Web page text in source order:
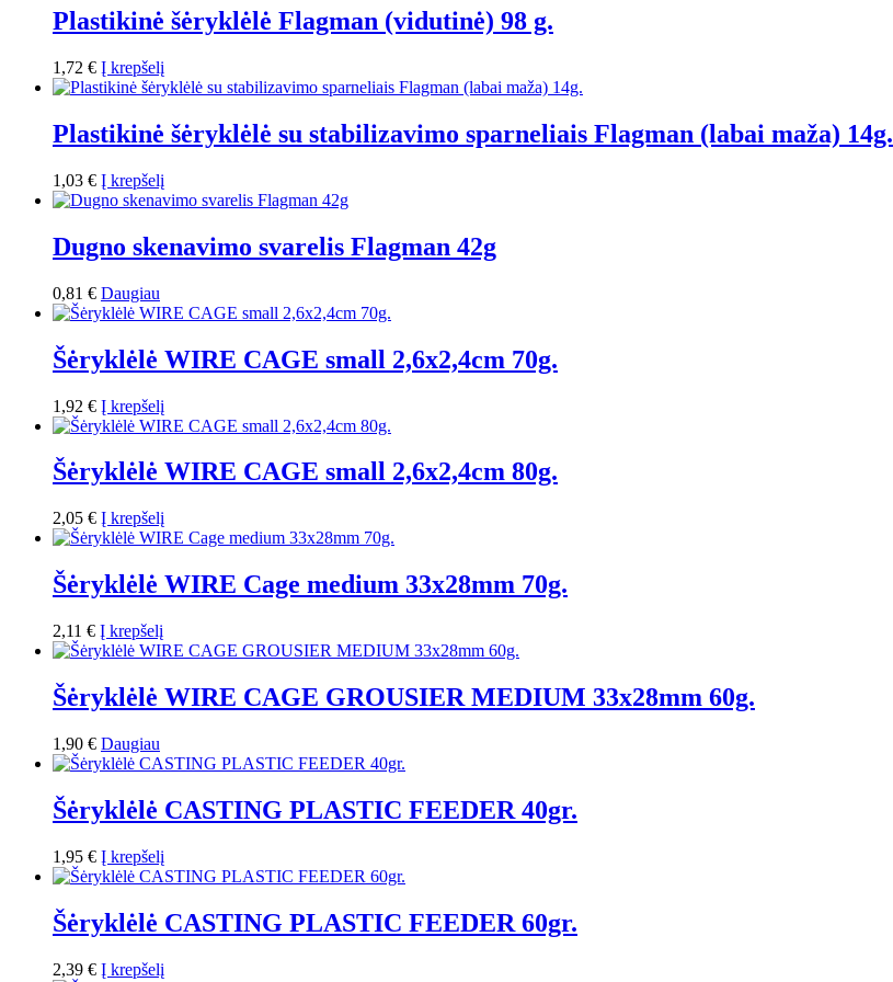
Plastikinė šėryklėlė Flagman (vidutinė) 98 g.
1,72 € Į krepšelį
Plastikinė šėryklėlė su stabilizavimo sparneliais Flagman (labai maža) 14g.
1,03 € Į krepšelį
Dugno skenavimo svarelis Flagman 42g
0,81 € Daugiau
Šėryklėlė WIRE CAGE small 2,6x2,4cm 70g.
1,92 € Į krepšelį
Šėryklėlė WIRE CAGE small 2,6x2,4cm 80g.
2,05 € Į krepšelį
Šėryklėlė WIRE Cage medium 33x28mm 70g.
2,11 € Į krepšelį
Šėryklėlė WIRE CAGE GROUSIER MEDIUM 33x28mm 60g.
1,90 € Daugiau
Šėryklėlė CASTING PLASTIC FEEDER 40gr.
1,95 € Į krepšelį
Šėryklėlė CASTING PLASTIC FEEDER 60gr.
2,39 € Į krepšelį